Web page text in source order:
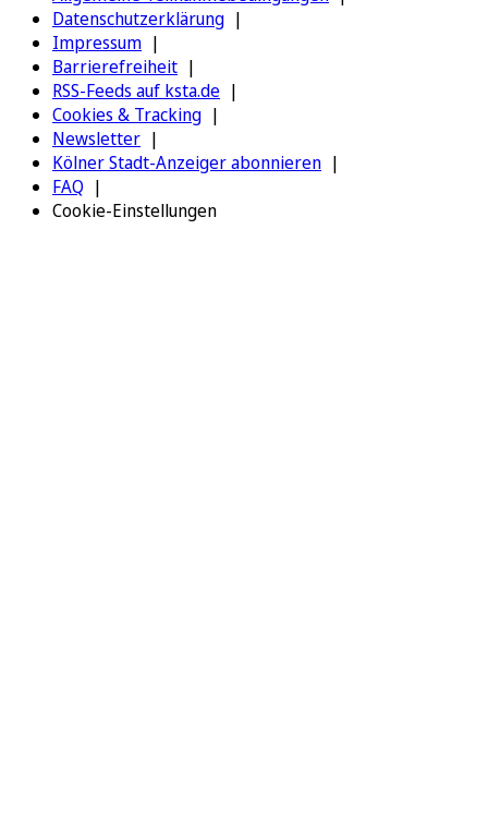
Datenschutzerklärung
Impressum
Barrierefreiheit
RSS-Feeds auf ksta.de
Cookies & Tracking
Newsletter
Kölner Stadt-Anzeiger abonnieren
FAQ
Cookie-Einstellungen